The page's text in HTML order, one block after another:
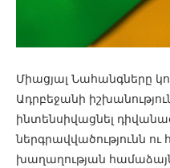
Միացյալ Նահանգները
Ադրբեջանի
ինտենսիվացնել
ներգրավվածությունն
խաղաղության